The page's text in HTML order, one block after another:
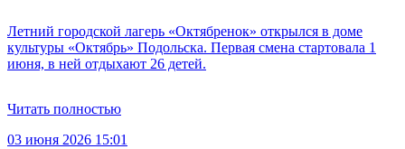
Летний городской лагерь «Октябренок» открылся в доме
культуры «Октябрь» Подольска. Первая смена стартовала 1
июня, в ней отдыхают 26 детей.
Читать полностью
03 июня 2026 15:01